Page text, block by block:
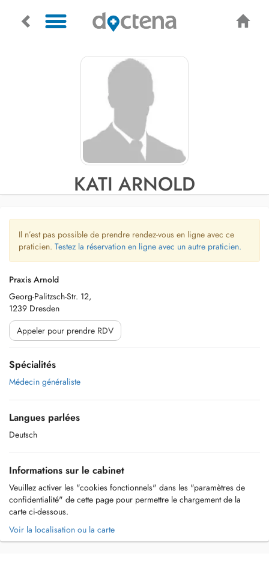
KATI ARNOLD
Il n’est pas possible de prendre rendez-vous en ligne avec ce
praticien. Testez la réservation en ligne avec un autre praticien.
Praxis Arnold
Georg-Palitzsch-Str. 12,
1239 Dresden
Appeler pour prendre RDV
Spécialités
Médecin généraliste
Langues parlées
Deutsch
Informations sur le cabinet
Veuillez activer les "cookies fonctionnels" dans les "paramètres de
confidentialité" de cette page pour permettre le chargement de la
carte ci-dessous.
Voir la localisation ou la carte